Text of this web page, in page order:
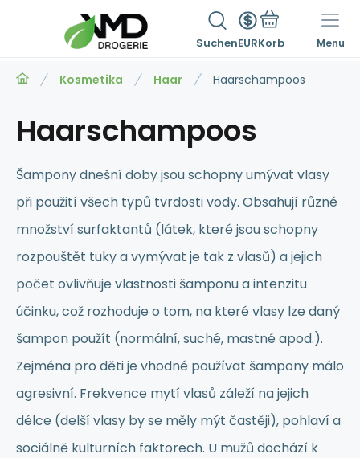
SuchenEUR Menu
Kosmetika Haar Haarschampoos
Haarschampoos
Šampony dnešní doby jsou schopny umývat vlasy
při použití všech typů tvrdosti vody. Obsahují různé
množství surfaktantů (látek, které jsou schopny
rozpouštět tuky a vymývat je tak z vlasů) a jejich
počet ovlivňuje vlastnosti šamponu a intenzitu
účinku, což rozhoduje o tom, na které vlasy lze daný
šampon použít (normální, suché, mastné apod.).
Zejména pro děti je vhodné používat šampony málo
agresivní. Frekvence mytí vlasů záleží na jejich
délce (delší vlasy by se měly mýt častěji), pohlaví a
sociálně kulturních faktorech. U mužů dochází k